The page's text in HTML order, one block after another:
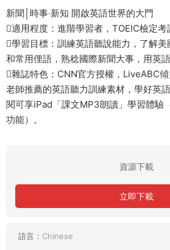
新聞│時事‧新知 開啟英語世界的大門
適用程度：進階學習者，TOEIC檢定
學習目標：訓練英語聽說能力，了解
和常用俚語，熟稔國際新聞大事，用英
雜誌特色：CNN官方授權，LiveABC
老師推薦的英語聽力訓練素材，學好英
閱可享iPad「課文MP3朗讀」學習體驗
功能）。
資源下載
立即下載
語言： Chinese